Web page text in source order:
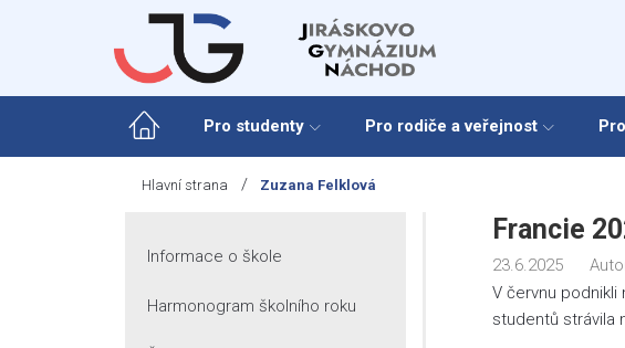
Pro studenty Pro rodiče a veřejnost
Hlavní strana / Zuzana Felklová
Francie
23.6.2025
V červnu
studentů strávila
Informace o škole
Harmonogram školního roku